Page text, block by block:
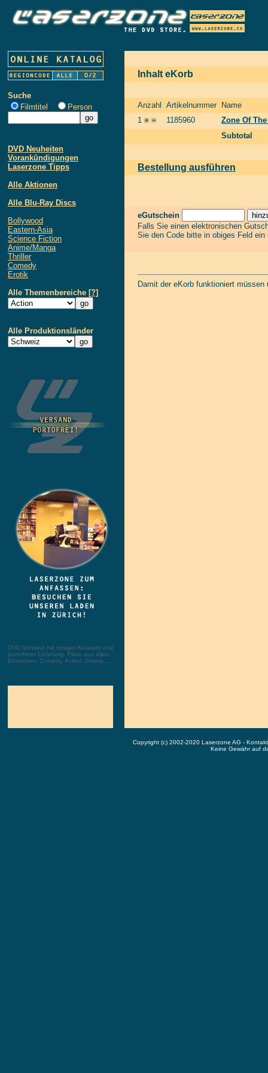
Suche
Filmtitel
Person
DVD Neuheiten
Vorankündigungen
Laserzone Tipps
Alle Aktionen
Alle Blu-Ray Discs
Bollywood
Eastern-Asia
Science Fiction
Anime/Manga
Thriller
Comedy
Erotik
Alle Themenbereiche [?]
Alle Produktionsländer
DVD Versand mit riesiger Auswahl und
portofreier Lieferung. Filme aus allen
Bereichen: Comedy, Action, Drama, ...
Inhalt eKorb
Anzahl Artikelnummer
Name
1
1185960
Zone Of
Subtotal
Bestellung ausführen
eGutschein
Falls Sie einen elektronischen
Sie den Code bitte in obiges Feld
Damit der eKorb funktioniert
Copyright (c) 2002-2020 Laserzone AG -
Keine Gewähr auf